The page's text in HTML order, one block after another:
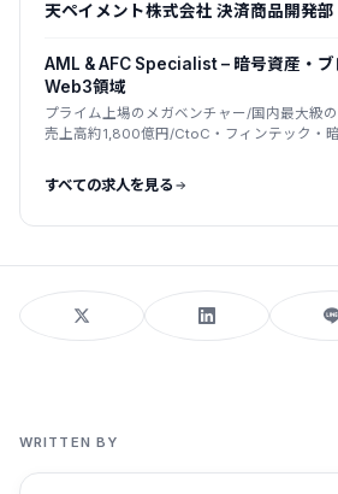
天ペイメント株式会社 決済商品開発部
AML & AFC Specialist – 暗号資産・ブ
Web3領域
プライム上場のメガベンチャー/国内最大級
売上高約1,800億円/CtoC・フィンテック・
すべての求人を見る
WRITTEN BY